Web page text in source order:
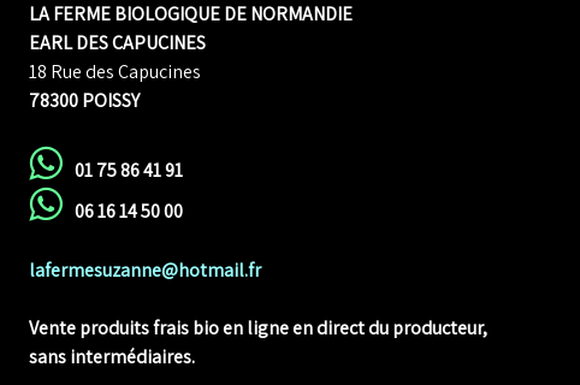
LA FERME BIOLOGIQUE DE NORMANDIE
EARL DES CAPUCINES
18 Rue des Capucines
78300 POISSY
01 75 86 41 91
06 16 14 50 00
lafermesuzanne@hotmail.fr
Vente produits frais bio en ligneen direct du producteur,
sans intermédiaires.